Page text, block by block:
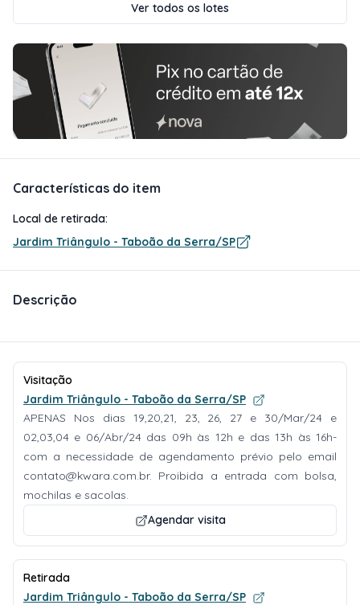
Ver todos os lotes
Características do item
Local de retirada:
Jardim Triângulo - Taboão da Serra/SP
Descrição
Visitação
Jardim Triângulo - Taboão da Serra/SP
APENAS Nos dias 19,20,21, 23, 26, 27 e 30/Mar/24 e
02,03,04 e 06/Abr/24 das 09h às 12h e das 13h às 16h-
com a necessidade de agendamento prévio pelo email
contato@kwara.com.br. Proibida a entrada com bolsa,
mochilas e sacolas.
Agendar visita
Retirada
Jardim Triângulo - Taboão da Serra/SP